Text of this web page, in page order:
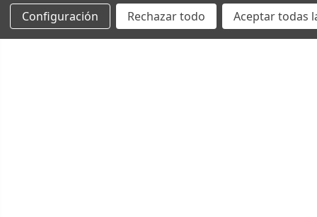
Configuración Rechazar todo Aceptar todas